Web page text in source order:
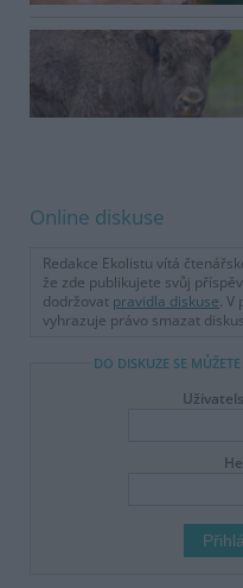
Online diskuse
Redakce Ekolistu vítá
že zde publikujete svůj
dodržovat pravidla diskuse. V
vyhrazuje právo smazat
DO DISKUZE SE